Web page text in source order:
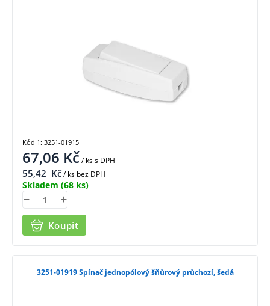
67,06 Kč/ kss DPH
55,42 Kč/ ks bez DPH
Skladem (68 ks)
Koupit
Kód 1: 3251-01915
3251-01919 Spínač jednopólový šňůrový průchozí, šedá